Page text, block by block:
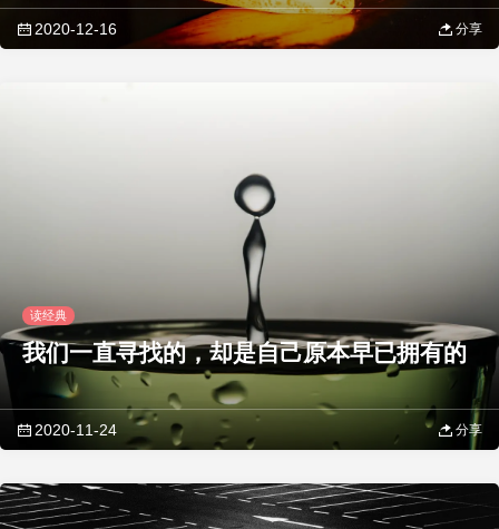
2020-12-16 分享
读经典
我们一直寻找的，却是自己原本早已拥有的
2020-11-24 分享